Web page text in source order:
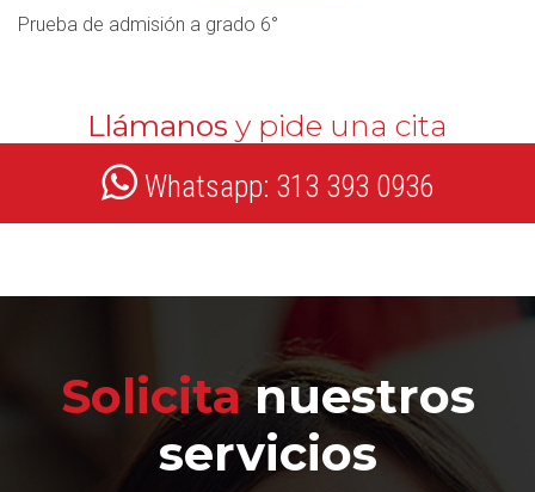
Prueba de admisión a grado 6°
Llámanos y pide una cita
Whatsapp: 313 393 0936
Solicitanuestros
servicios